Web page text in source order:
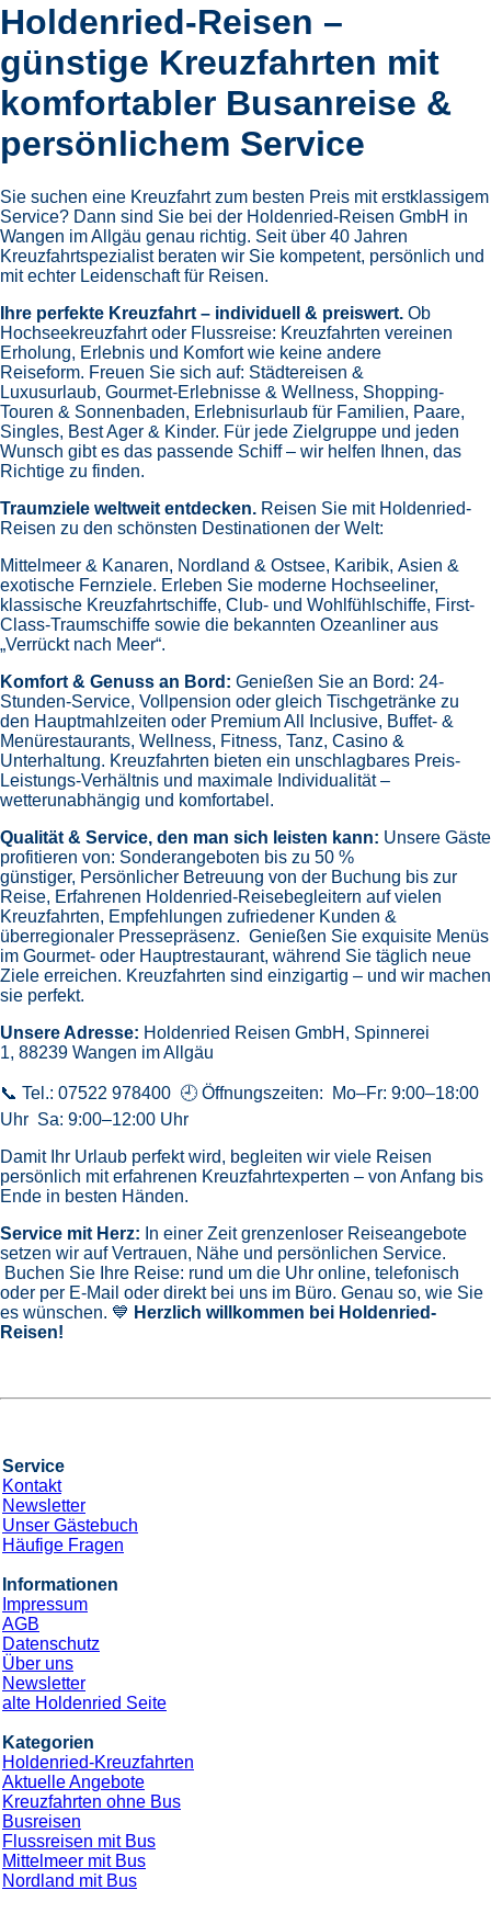
Holdenried-Reisen –
günstige Kreuzfahrten mit
komfortabler Busanreise &
persönlichem Service
Sie suchen eine Kreuzfahrt zum besten Preis mit erstklassigem
Service? Dann sind Sie bei der Holdenried-Reisen GmbH in
Wangen im Allgäu genau richtig. Seit über 40 Jahren
Kreuzfahrtspezialist beraten wir Sie kompetent, persönlich und
mit echter Leidenschaft für Reisen.
Ihre perfekte Kreuzfahrt – individuell & preiswert. Ob
Hochseekreuzfahrt oder Flussreise: Kreuzfahrten vereinen
Erholung, Erlebnis und Komfort wie keine andere
Reiseform. Freuen Sie sich auf: Städtereisen &
Luxusurlaub, Gourmet-Erlebnisse & Wellness, Shopping-
Touren & Sonnenbaden, Erlebnisurlaub für Familien, Paare,
Singles, Best Ager & Kinder. Für jede Zielgruppe und jeden
Wunsch gibt es das passende Schiff – wir helfen Ihnen, das
Richtige zu finden.
Traumziele weltweit entdecken. Reisen Sie mit Holdenried-
Reisen zu den schönsten Destinationen der Welt:
Mittelmeer & Kanaren, Nordland & Ostsee, Karibik, Asien &
exotische Fernziele. Erleben Sie moderne Hochseeliner,
klassische Kreuzfahrtschiffe, Club- und Wohlfühlschiffe, First-
Class-Traumschiffe sowie die bekannten Ozeanliner aus
„Verrückt nach Meer“.
Komfort & Genuss an Bord: Genießen Sie an Bord: 24-
Stunden-Service, Vollpension oder gleich Tischgetränke zu
den Hauptmahlzeiten oder Premium All Inclusive, Buffet- &
Menürestaurants, Wellness, Fitness, Tanz, Casino &
Unterhaltung. Kreuzfahrten bieten ein unschlagbares Preis-
Leistungs-Verhältnis und maximale Individualität –
wetterunabhängig und komfortabel.
Qualität & Service, den man sich leisten kann: Unsere Gäste
profitieren von: Sonderangeboten bis zu 50 %
günstiger, Persönlicher Betreuung von der Buchung bis zur
Reise, Erfahrenen Holdenried-Reisebegleitern auf vielen
Kreuzfahrten, Empfehlungen zufriedener Kunden &
überregionaler Pressepräsenz. Genießen Sie exquisite Menüs
im Gourmet- oder Hauptrestaurant, während Sie täglich neue
Ziele erreichen. Kreuzfahrten sind einzigartig – und wir machen
sie perfekt.
Unsere Adresse: Holdenried Reisen GmbH, Spinnerei
1, 88239 Wangen im Allgäu
📞 Tel.: 07522 978400 🕘 Öffnungszeiten: Mo–Fr: 9:00–18:00
Uhr Sa: 9:00–12:00 Uhr
Damit Ihr Urlaub perfekt wird, begleiten wir viele Reisen
persönlich mit erfahrenen Kreuzfahrtexperten – von Anfang bis
Ende in besten Händen.
Service mit Herz: In einer Zeit grenzenloser Reiseangebote
setzen wir auf Vertrauen, Nähe und persönlichen Service.
Buchen Sie Ihre Reise: rund um die Uhr online, telefonisch
oder per E-Mail oder direkt bei uns im Büro. Genau so, wie Sie
es wünschen. 💙 Herzlich willkommen bei Holdenried-
Reisen!
Service
Kontakt
Newsletter
Unser Gästebuch
Häufige Fragen
Informationen
Impressum
AGB
Datenschutz
Über uns
Newsletter
alte Holdenried Seite
Kategorien
Holdenried-Kreuzfahrten
Aktuelle Angebote
Kreuzfahrten ohne Bus
Busreisen
Flussreisen mit Bus
Mittelmeer mit Bus
Nordland mit Bus